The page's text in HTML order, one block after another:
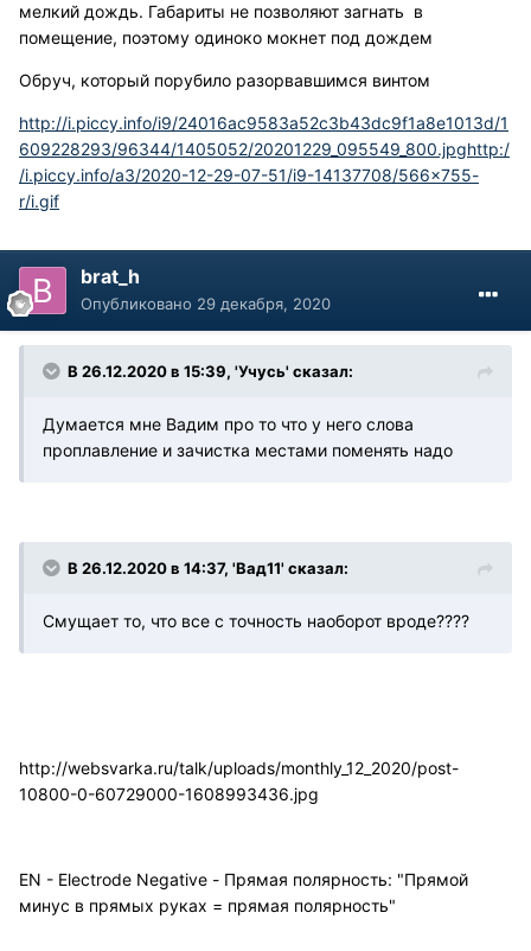
мелкий дождь. Габариты не позволяют загнать в
помещение, поэтому одиноко мокнет под дождем
Обруч, который порубило разорвавшимся винтом
http://i.piccy.info/i9/24016ac9583a52c3b43dc9f1a8e1013d/1
609228293/96344/1405052/20201229_095549_800.jpghttp:/
/i.piccy.info/a3/2020-12-29-07-51/i9-14137708/566x755-
r/i.gif
brat_h
Опубликовано 29 декабря, 2020
В 26.12.2020 в 15:39, 'Учусь' сказал:
Думается мне Вадим про то что у него слова
проплавление и зачистка местами поменять надо
В 26.12.2020 в 14:37, 'Вад11' сказал:
Смущает то, что все с точность наоборот вроде????
http://websvarka.ru/talk/uploads/monthly_12_2020/post-
10800-0-60729000-1608993436.jpg
EN - Electrode Negative - Прямая полярность: "Прямой
минус в прямых руках = прямая полярность"